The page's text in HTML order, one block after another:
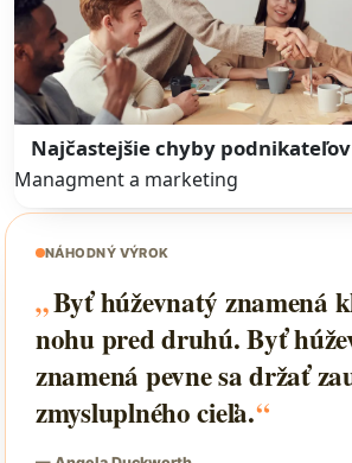
Najčastejšie chyby podnikateľov
Managment a marketing